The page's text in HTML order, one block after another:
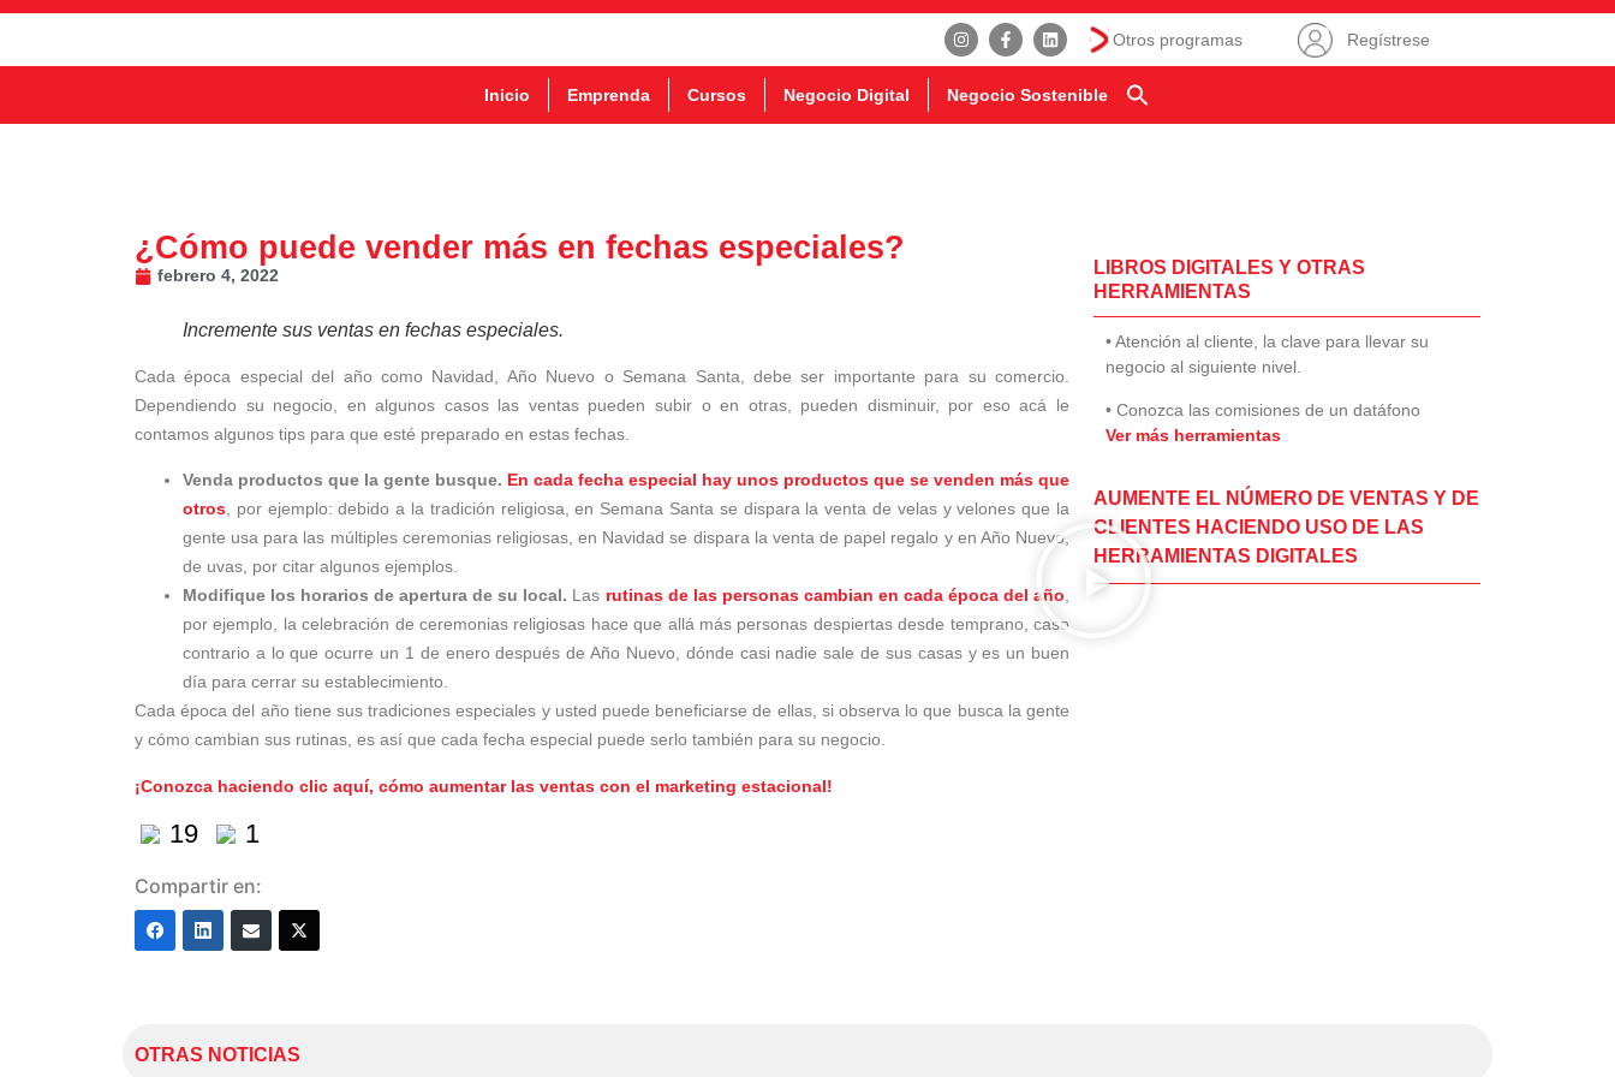
Otros programas Regístrese
Inicio Emprenda Cursos Negocio Digital Negocio Sostenible
¿Cómo puede vender más en fechas especiales?
febrero 4, 2022
Incremente sus ventas en fechas especiales.
Cada época especial del año como Navidad, Año Nuevo o Semana Santa, debe ser importante para su comercio.
Dependiendo su negocio, en algunos casos las ventas pueden subir o en otras, pueden disminuir, por eso acá le
contamos algunos tips para que esté preparado en estas fechas.
Venda productos que la gente busque. En cada fecha especial hay unos productos que se venden más que
otros, por ejemplo: debido a la tradición religiosa, en Semana Santa se dispara la venta de velas y velones que la
gente usa para las múltiples ceremonias religiosas, en Navidad se dispara la venta de papel regalo y en Año Nuevo,
de uvas, por citar algunos ejemplos.
Modifique los horarios de apertura de su local. Las rutinas de las personas cambian en cada época del año,
por ejemplo, la celebración de ceremonias religiosas hace que allá más personas despiertas desde temprano, caso
contrario a lo que ocurre un 1 de enero después de Año Nuevo, dónde casi nadie sale de sus casas y es un buen
día para cerrar su establecimiento.
Cada época del año tiene sus tradiciones especiales y usted puede beneficiarse de ellas, si observa lo que busca la gente
y cómo cambian sus rutinas, es así que cada fecha especial puede serlo también para su negocio.
¡Conozca haciendo clic aquí, cómo aumentar las ventas con el marketing estacional!
19 1
Compartir en:
LIBROS DIGITALES Y OTRAS
HERRAMIENTAS
• Atención al cliente, la clave para llevar su
negocio al siguiente nivel.
• Conozca las comisiones de un datáfono
Ver más herramientas
AUMENTE EL NÚMERO DE VENTAS Y DE
CLIENTES HACIENDO USO DE LAS
HERRAMIENTAS DIGITALES
OTRAS NOTICIAS